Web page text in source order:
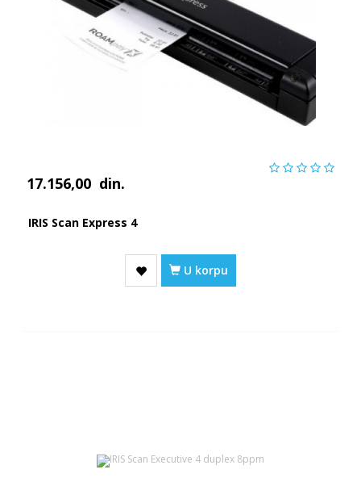
17.156,00 din.
IRIS Scan Express 4
U korpu